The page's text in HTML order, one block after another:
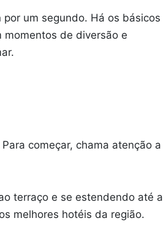
um segundo. Há os básicos
momentos de diversão e
começar, chama atenção a
terraço e se estendendo até a
melhores hotéis da região.